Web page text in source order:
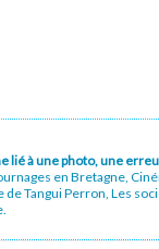
lié à une photo, une
en Bretagne,
Tangui Perron, Les